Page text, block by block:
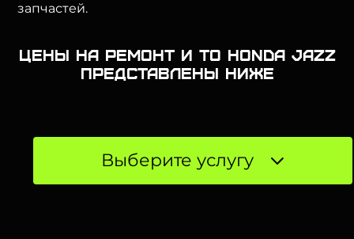
запчастей.
Цены на ремонт и ТО Honda Jazz
представлены ниже
Выберите услугу